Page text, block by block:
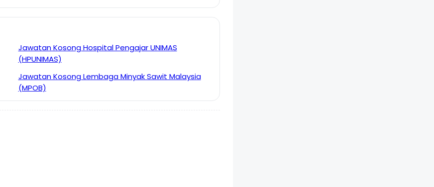
Jawatan Kosong Hospital Pengajar UNIMAS
(HPUNIMAS)
Jawatan Kosong Lembaga Minyak Sawit Malaysia
(MPOB)